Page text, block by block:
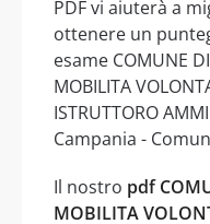
PDF vi aiuterà a
ottenere un
esame COMUNE
MOBILITA
ISTRUTTORO
Campania -
Il nostro pdf
MOBILITA